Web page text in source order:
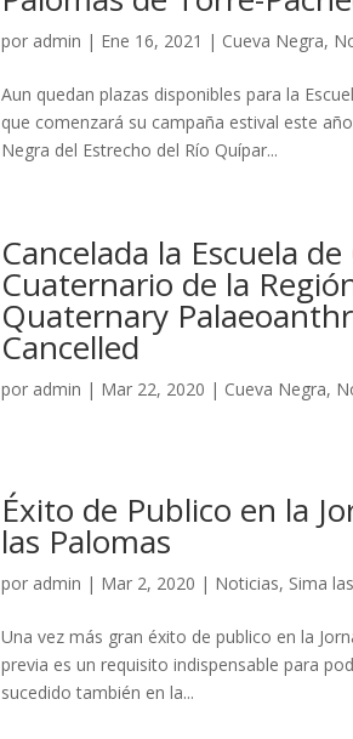
por admin | Ene 16, 2021 | Cueva Negra,
Aun quedan plazas disponibles para la
que comenzará su campaña estival este
Negra del Estrecho del Río Quípar...
Cancelada la Escuela
Cuaternario de la
Quaternary
Cancelled
por admin | Mar 22, 2020 | Cueva Negra,
Éxito de Publico en la
las Palomas
por admin | Mar 2, 2020 | Noticias, Sima
Una vez más gran éxito de publico en la
previa es un requisito indispensable para
sucedido también en la...